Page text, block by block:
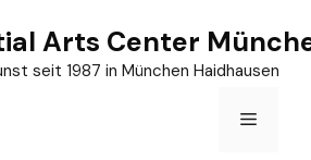
Arts Center
seit 1987 in München Haidhausen
Menü